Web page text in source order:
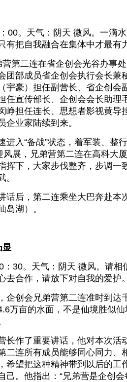
00。天气：阴天 微风。一滴
有把自我融合在集体中才最有
第二连在省企创会光谷办事
团部成员省企创会执行会长兼
宇豪）担任副营长、省企创会
任宣传部长、企创会会长助理
峥担任连长、思想者影视黄导
企业家陆续到来。
进入“备战”状态，着军装、整
展，兄弟营第二连在高科大
挥下，大家步伐整齐，步调一
。
话后，第二连乘坐大巴奔赴
岛湖）。
显
：30。天气：阴天 微风。请相
去合作，请放下对自我的爱护
企创会兄弟营第二连准时到达
万亩的水面，不是仙境胜似仙
长作了重要讲话，他对本次活
二连所有成员能够同心同力、
希望把这种精神带到以后的工
己。他指出：“兄弟营是企创